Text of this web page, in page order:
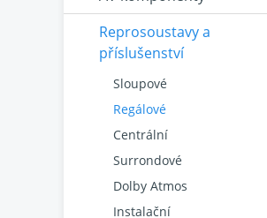
Reprosoustavy a
příslušenství
Sloupové
Regálové
Centrální
Surrondové
Dolby Atmos
Instalační